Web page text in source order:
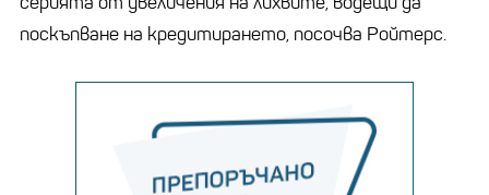
поскъпване на кредитирането, посочва Ройтерс.